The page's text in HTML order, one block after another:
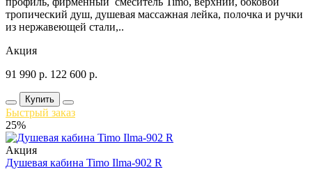
тропический душ, душевая массажная лейка, полочка и ручки
из нержавеющей стали,..
Акция
91 990 р. 122 600 р.
Купить
Быстрый заказ
25%
Акция
Душевая кабина Timo Ilma-902 R